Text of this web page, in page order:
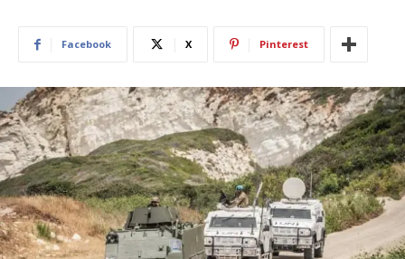
Facebook X Pinterest